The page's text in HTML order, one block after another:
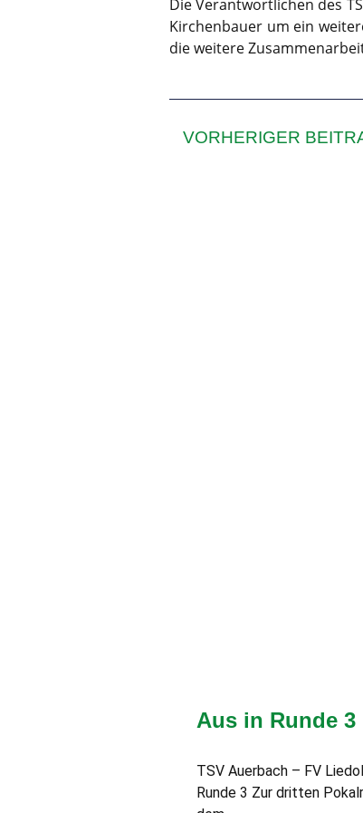
Die Verantwortlichen des
Kirchenbauer um ein
die weitere
VORHERIGER
Aus in Runde 3
TSV Auerbach – FV
Runde 3 Zur dritten